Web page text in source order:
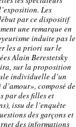
Les
par ce dispositif
une remarque en
induite pas le
les a priori sur le
Alain Berestetsky
sur la proposition
individuelle d’un
composé de
par des filles et
issu de l’enquête
des garçons et
des informations